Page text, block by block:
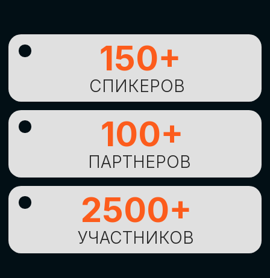
ИЗУЧЕНИЯНОВЫХ
ТЕХНОЛОГИЙИ
СТРАТЕГИЧЕСКИХ
ПОДХОДОВ К ЦИФРОВОЙ
ТРАНСФОРМАЦИИ
БИЗНЕСА
ОСТАВИТЬ
ЗАЯВКУ
Оставьте заявку, наши менеджеры